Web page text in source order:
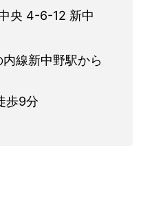
央 4-6-12 新中
線新中野駅から
歩9分